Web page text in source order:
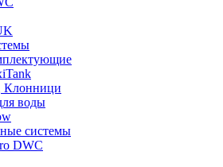
Клонници
воды
системы
DWC